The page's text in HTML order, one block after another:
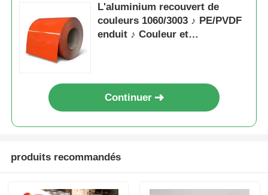
L'aluminium recouvert de
couleurs 1060/3003 ♪ PE/PVDF
enduit ♪ Couleur et
les portes à volets roulants
Continuer
produits recommandés